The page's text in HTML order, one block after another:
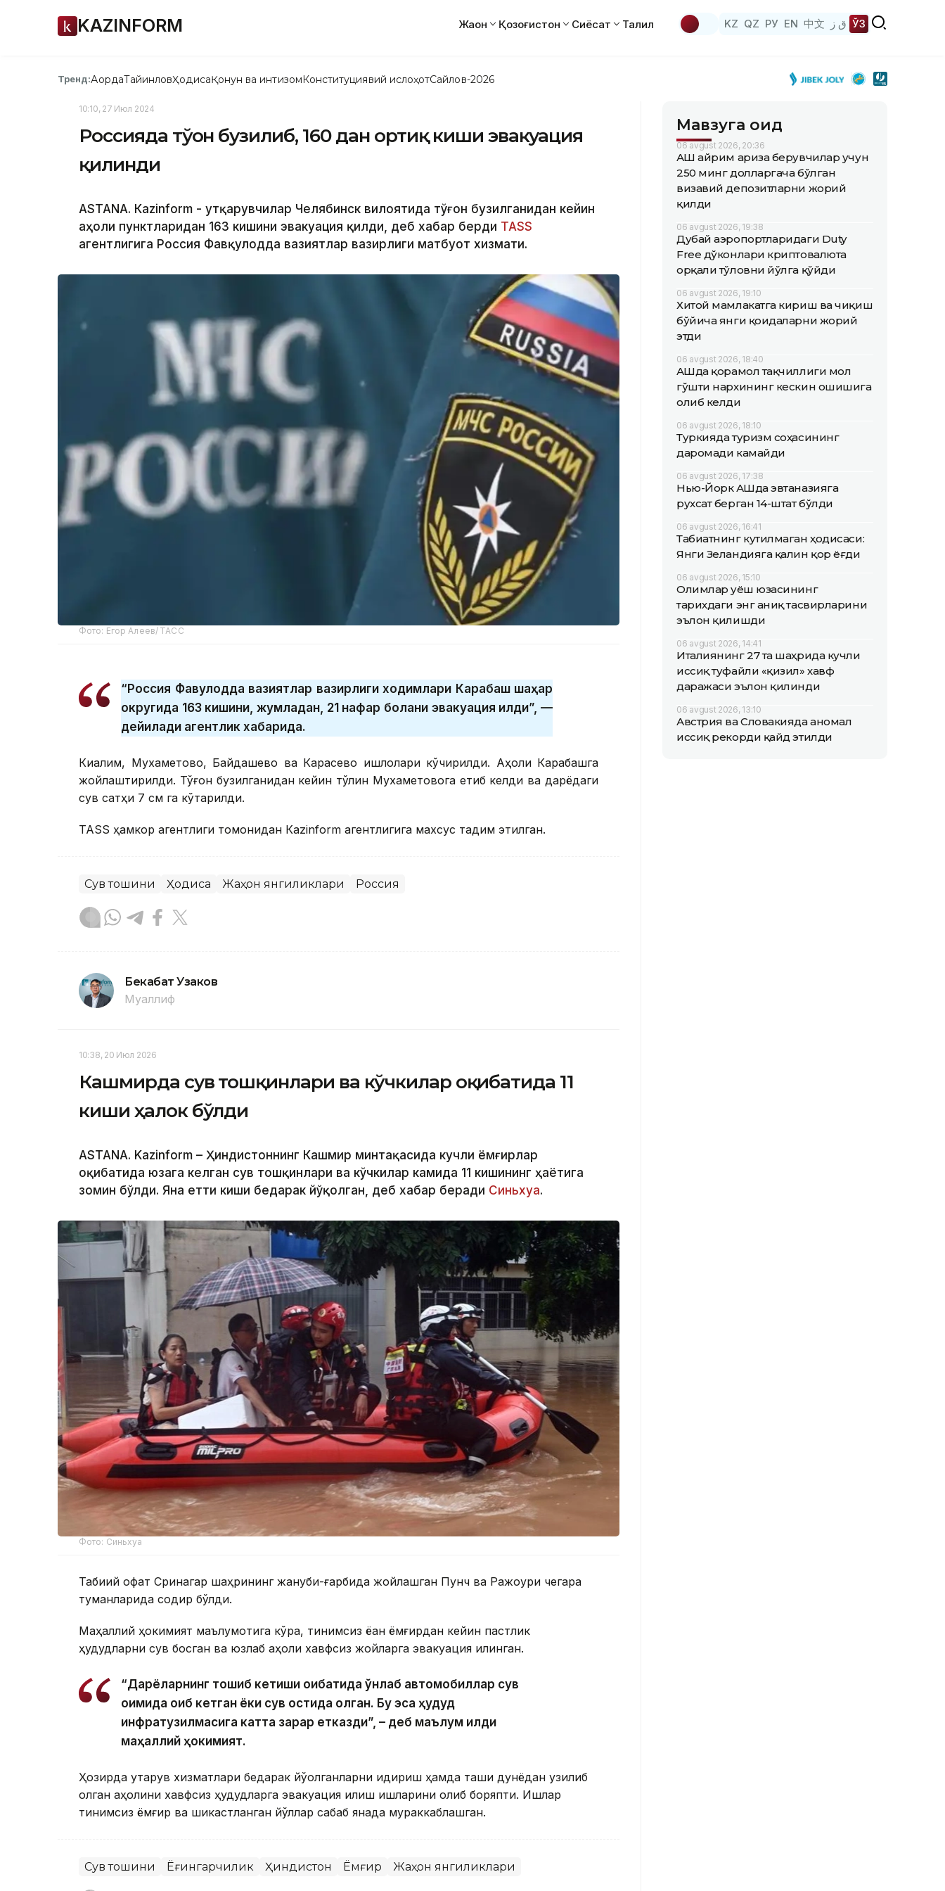
KAZINFORM Жаҳон Қозоғистон Сиёсат Таҳлил KZ QZ РУ EN 中文 ق ز ЎЗ
Тренд:АқордаТайинловҲодисаҚонун ва интизомКонституциявий ислоҳотСайлов-2026
10:10, 27 Июл 2024
Россияда тўғон бузилиб, 160 дан ортиқ киши эвакуация
қилинди
ASTANА. Кazinform - Қутқарувчилар Челябинск вилоятида тўғон бузилганидан кейин
аҳоли пунктларидан 163 кишини эвакуация қилди, деб хабар берди ТАSS
агентлигига Россия Фавқулодда вазиятлар вазирлиги матбуот хизмати.
Фото: Егор Алеев/ ТАСС
“Россия Фавқулодда вазиятлар вазирлиги ходимлари Карабаш шаҳар
округида 163 кишини, жумладан, 21 нафар болани эвакуация қилди”, —
дейилади агентлик хабарида.
Киалим, Мухаметово, Байдашево ва Карасево қишлоқлари кўчирилди. Аҳоли Карабашга
жойлаштирилди. Тўғон бузилганидан кейин тўлқин Мухаметовога етиб келди ва дарёдаги
сув сатҳи 7 см га кўтарилди.
ТАSS ҳамкор агентлиги томонидан Кazinform агентлигига махсус тақдим этилган.
Сув тошқини Ҳодиса Жаҳон янгиликлари Россия
Бекабат Узаков
Муаллиф
10:38, 20 Июл 2026
Кашмирда сув тошқинлари ва кўчкилар оқибатида 11
киши ҳалок бўлди
ASTANA. Kazinform – Ҳиндистоннинг Кашмир минтақасида кучли ёмғирлар
оқибатида юзага келган сув тошқинлари ва кўчкилар камида 11 кишининг ҳаётига
зомин бўлди. Яна етти киши бедарак йўқолган, деб хабар беради Синьхуа.
Фото: Синьхуа
Табиий офат Сринагар шаҳрининг жануби-ғарбида жойлашган Пунч ва Ражоури чегара
туманларида содир бўлди.
Маҳаллий ҳокимият маълумотига кўра, тинимсиз ёққан ёмғирдан кейин пастлик
ҳудудларни сув босган ва юзлаб аҳоли хавфсиз жойларга эвакуация қилинган.
“Дарёларнинг тошиб кетиши оқибатида ўнлаб автомобиллар сув
оқимида оқиб кетган ёки сув остида қолган. Бу эса ҳудуд
инфратузилмасига катта зарар етказди”, – деб маълум қилди
маҳаллий ҳокимият.
Ҳозирда қутқарув хизматлари бедарак йўқолганларни қидириш ҳамда ташқи дунёдан узилиб
қолган аҳолини хавфсиз ҳудудларга эвакуация қилиш ишларини олиб боряпти. Ишлар
тинимсиз ёмғир ва шикастланган йўллар сабаб янада мураккаблашган.
Сув тошқини Ёғингарчилик Ҳиндистон Ёмғир Жаҳон янгиликлари
Мавзуга оид
06 avgust 2026, 20:36
АҚШ айрим ариза берувчилар учун
250 минг долларгача бўлган
визавий депозитларни жорий
қилди
06 avgust 2026, 19:38
Дубай аэропортларидаги Duty
Free дўконлари криптовалюта
орқали тўловни йўлга қўйди
06 avgust 2026, 19:10
Хитой мамлакатга кириш ва чиқиш
бўйича янги қоидаларни жорий
этди
06 avgust 2026, 18:40
АҚШда қорамол тақчиллиги мол
гўшти нархининг кескин ошишига
олиб келди
06 avgust 2026, 18:10
Туркияда туризм соҳасининг
даромади камайди
06 avgust 2026, 17:38
Нью-Йорк АҚШда эвтаназияга
рухсат берган 14-штат бўлди
06 avgust 2026, 16:41
Табиатнинг кутилмаган ҳодисаси:
Янги Зеландияга қалин қор ёғди
06 avgust 2026, 15:10
Олимлар Қуёш юзасининг
тарихдаги энг аниқ тасвирларини
эълон қилишди
06 avgust 2026, 14:41
Италиянинг 27 та шаҳрида кучли
иссиқ туфайли «қизил» хавф
даражаси эълон қилинди
06 avgust 2026, 13:10
Австрия ва Словакияда аномал
иссиқ рекорди қайд этилди